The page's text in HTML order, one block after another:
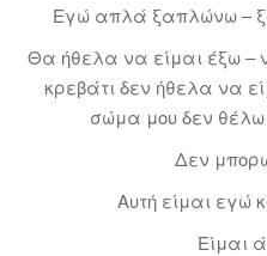
Εγώ απλά ξαπλώνω –
Θα ήθελα να είμαι έξω –
κρεβάτι δεν ήθελα να
σώμα μου δεν
Δεν
Αυτή είμαι εγώ
Είμαι